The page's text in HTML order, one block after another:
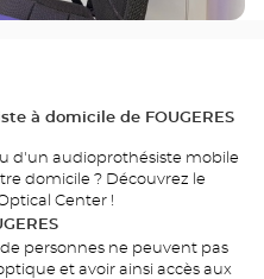
à domicile de FOUGERES
d'un audioprothésiste mobile
domicile ? Découvrez le
Center !
personnes ne peuvent pas
et avoir ainsi accès aux